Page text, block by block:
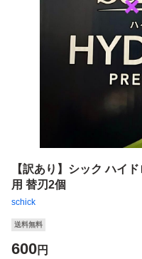
【訳あり】シック ハイ
用 替刃2個
schick
送料無料
600円